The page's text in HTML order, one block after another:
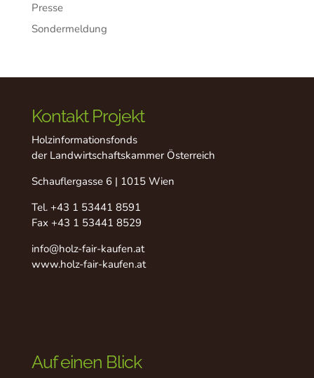
Presse
Sondermeldung
Kontakt Projekt
Holzinformationsfonds
der Landwirtschaftskammer Österreich
Schauflergasse 6 | 1015 Wien
Tel. +43 1 53441 8591
Fax +43 1 53441 8529
info@holz-fair-kaufen.at
www.holz-fair-kaufen.at
Auf einen Blick